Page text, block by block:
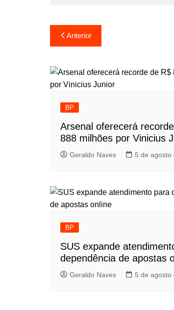
Navegação
de
Post
Anterior
BP
Arsenal oferecerá
888 milhões por Vinicius
Geraldo Naves 5 de agosto
BP
SUS expande
dependência de apostas
Geraldo Naves 5 de agosto